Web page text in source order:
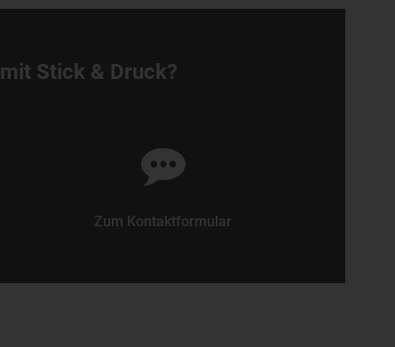
Stick & Druck?
Zum Kontaktformular